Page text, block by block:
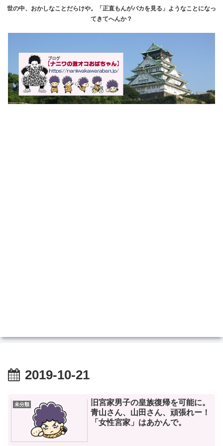
世の中、おかしなことだらけや。「正直もんがバカを見る」ようなことになっ
てきてへんか？
2019-10-21
未分類
旧宮家男子の皇族復帰を可能に。
青山さん、山田さん、頑張れー！
「女性宮家」はあかんで。